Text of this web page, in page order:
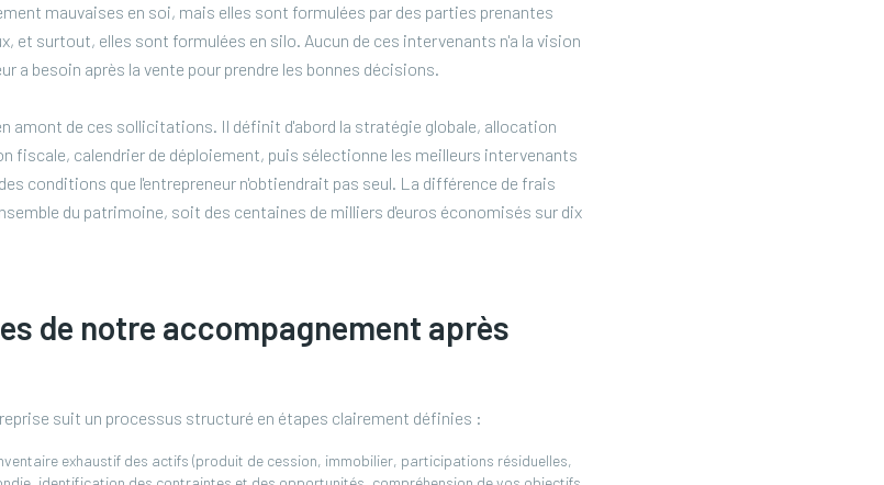
mauvaises en soi, mais elles sont formulées par des parties prenantes
et surtout, elles sont formulées en silo. Aucun de ces intervenants n'a la vision
a besoin après la vente pour prendre les bonnes décisions.
amont de ces sollicitations. Il définit d'abord la stratégie globale, allocation
fiscale, calendrier de déploiement, puis sélectionne les meilleurs intervenants
conditions que l'entrepreneur n'obtiendrait pas seul. La différence de frais
du patrimoine, soit des centaines de milliers d'euros économisés sur dix
de notre accompagnement après
suit un processus structuré en étapes clairement définies :
exhaustif des actifs (produit de cession, immobilier, participations résiduelles,